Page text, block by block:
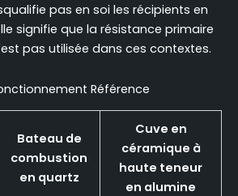
pas en soi les récipients en
signifie que la résistance primaire
pas utilisée dans ces contextes.
Référence
Bateau de
combustion
en quartz
Cuve en
céramique à
haute teneur
en alumine